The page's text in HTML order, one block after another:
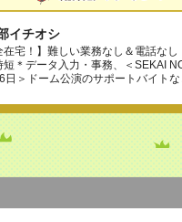
イチオシ
在宅！】難しい業務なし＆電話な
短＊データ入力・事務、＜SEKAI
日＞ドーム公演のサポートバイト